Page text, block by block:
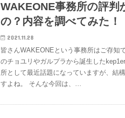
WAKEONE事務所の評判
の？内容を調べてみた！
2021.11.28
皆さんWAKEONEという事務所はご存知
のチョユリやガルプラから誕生した
所として最近話題になっていますが、結
すよね。 そんな今回は、…